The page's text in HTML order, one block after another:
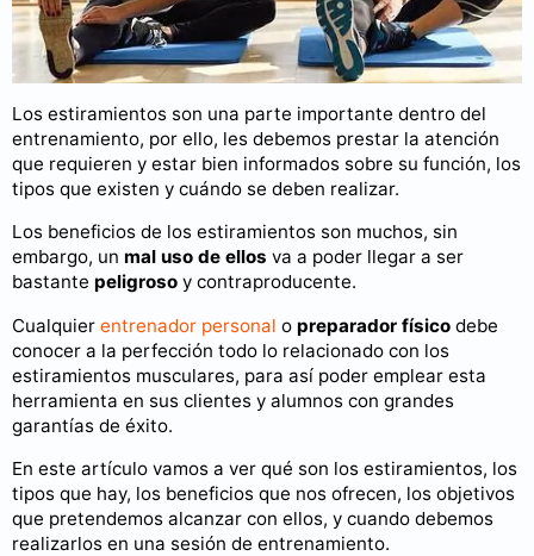
Los estiramientos son una parte importante dentro del
entrenamiento, por ello, les debemos prestar la atención
que requieren y estar bien informados sobre su función, los
tipos que existen y cuándo se deben realizar.
Los beneficios de los estiramientos son muchos, sin
embargo, un mal uso de ellos va a poder llegar a ser
bastante peligroso y contraproducente.
Cualquier entrenador personal o preparador físico debe
conocer a la perfección todo lo relacionado con los
estiramientos musculares, para así poder emplear esta
herramienta en sus clientes y alumnos con grandes
garantías de éxito.
En este artículo vamos a ver qué son los estiramientos, los
tipos que hay, los beneficios que nos ofrecen, los objetivos
que pretendemos alcanzar con ellos, y cuando debemos
realizarlos en una sesión de entrenamiento.